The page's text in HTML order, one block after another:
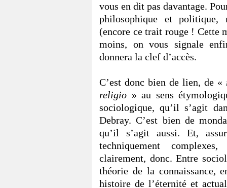
vous en dit pas davantage.
philosophique et politique,
(encore ce trait rouge ! Cette
moins, on vous signale
donnera la clef d’accès.
C’est donc bien de lien, de «
religio » au sens
sociologique, qu’il s’agit
Debray. C’est bien de
qu’il s’agit aussi. Et,
techniquement
clairement, donc. Entre
théorie de la connaissance,
histoire de l’éternité et